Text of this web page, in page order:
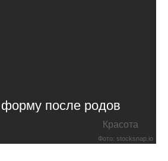
форму после родов
Красота
Фото: stocksnap.io